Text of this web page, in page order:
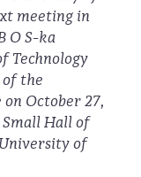
meeting in
O S-ka
Technology
the
October 27,
Small Hall of
of